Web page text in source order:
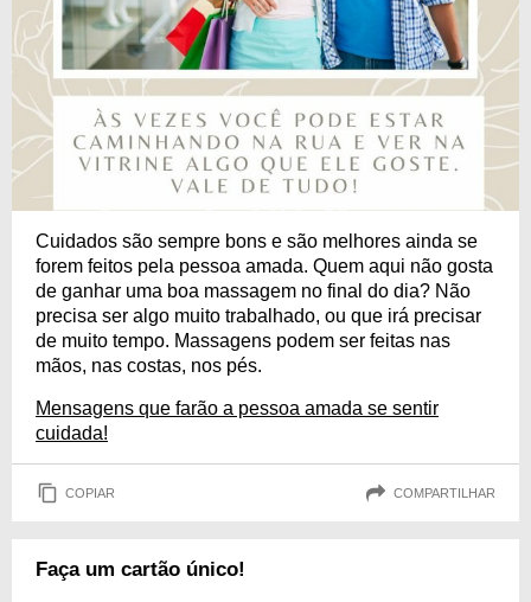
Cuidados são sempre bons e são melhores ainda se
forem feitos pela pessoa amada. Quem aqui não gosta
de ganhar uma boa massagem no final do dia? Não
precisa ser algo muito trabalhado, ou que irá precisar
de muito tempo. Massagens podem ser feitas nas
mãos, nas costas, nos pés.
Mensagens que farão a pessoa amada se sentir
cuidada!
COPIAR COMPARTILHAR
Faça um cartão único!